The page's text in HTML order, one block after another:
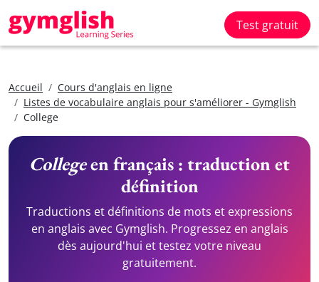
Test gratuit
Accueil
Cours d'anglais en ligne
Listes de vocabulaire anglais pour s'améliorer - Gymglish
College
Collegeen français : traduction et
définition
Traductions et définitions de mots et expressions
en anglais avec Gymglish. Progressez en anglais
dès aujourd'hui et testez votre niveau
gratuitement.